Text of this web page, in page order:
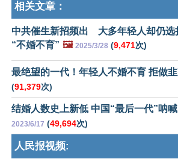
相关文章：
中共催生新招频出 大多年轻人却仍选
“不婚不育” 🖼️ 2025/3/28 (9,471次)
最绝望的一代！年轻人不婚不育 拒做韭
(91,379次)
结婚人数史上新低 中国“最后一代”呐
2023/6/17 (49,694次)
人民报视频: